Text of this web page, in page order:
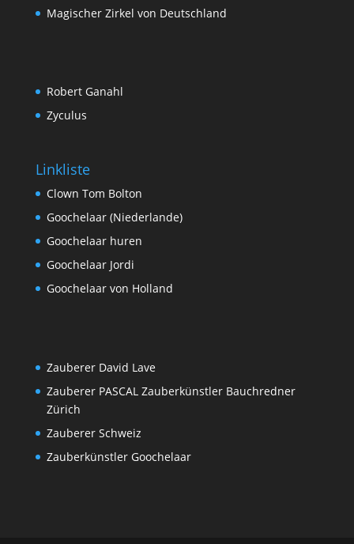
Magischer Zirkel von Deutschland
Robert Ganahl
Zyculus
Linkliste
Clown Tom Bolton
Goochelaar (Niederlande)
Goochelaar huren
Goochelaar Jordi
Goochelaar von Holland
Zauberer David Lave
Zauberer PASCAL Zauberkünstler Bauchredner
Zürich
Zauberer Schweiz
Zauberkünstler Goochelaar